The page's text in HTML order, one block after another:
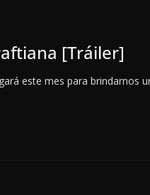
[Tráiler]
este mes para brindarnos